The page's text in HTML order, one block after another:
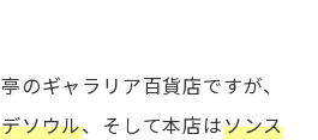
のギャラリア百貨店ですが、
ソウル、そして本店はソンス